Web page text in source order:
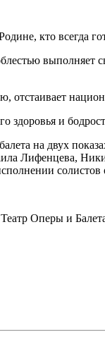
кто всегда
отстаивает
и
на двух
Лифенцева,
солистов
Оперы и